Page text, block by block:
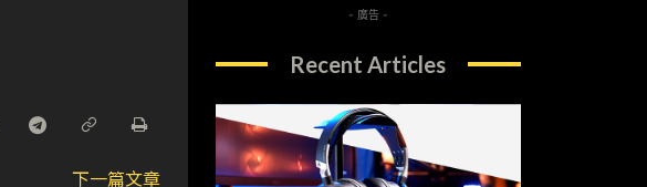
下一篇文章
- 廣告 -
Recent Articles